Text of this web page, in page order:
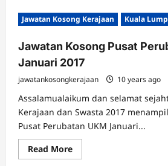
Jawatan
Kosong
Universiti
Malaysia
Mac
2017
Jawatan Kosong Kerajaan Kuala
Jawatan Kosong Pusat
Januari 2017
jawatankosongkerajaan 10 years ago
Assalamualaikum dan selamat
Kerajaan dan Swasta 2017
Pusat Perubatan UKM Januari...
Read MoreRead
more